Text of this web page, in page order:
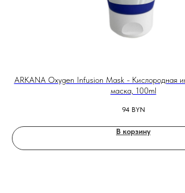
ARKANA Oxygen Infusion Mask - Кислородная
маска, 100ml
94 BYN
В корзину